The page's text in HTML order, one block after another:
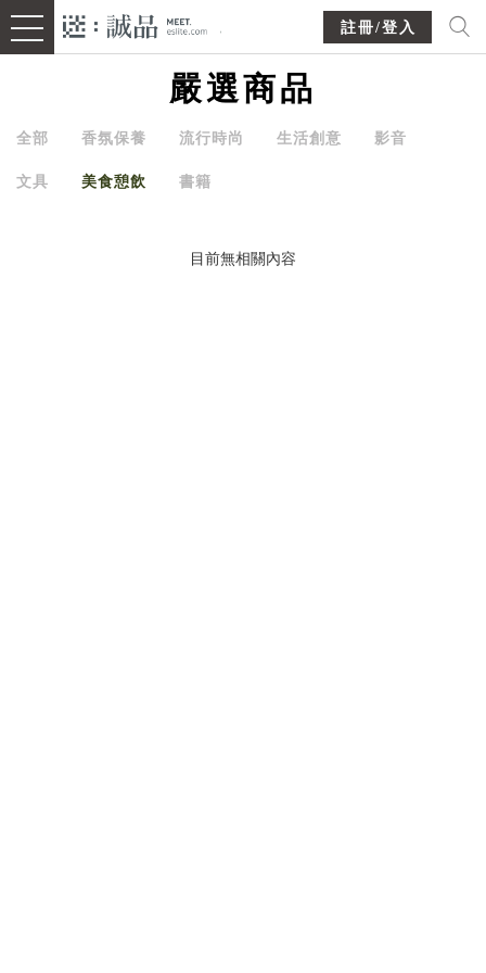
註冊/登入
嚴選商品
全部 香氛保養 流行時尚 生活創意 影音
文具 美食憩飲 書籍
目前無相關內容